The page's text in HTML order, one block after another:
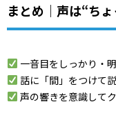
まとめ｜声は“ち
一音目をしっかり・
話に「間」をつけて
声の響きを意識して